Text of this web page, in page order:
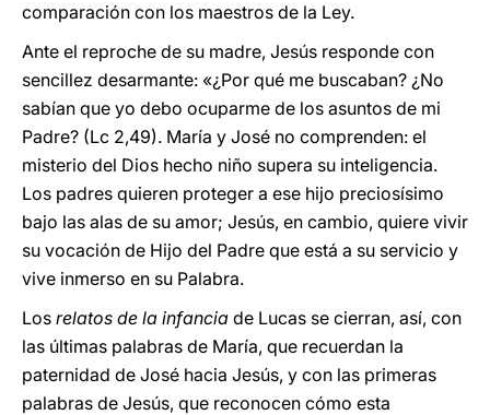
comparación con los maestros de la Ley.
Ante el reproche de su madre, Jesús responde con
sencillez desarmante: «¿Por qué me buscaban? ¿No
sabían que yo debo ocuparme de los asuntos de mi
Padre? (Lc 2,49). María y José no comprenden: el
misterio del Dios hecho niño supera su inteligencia.
Los padres quieren proteger a ese hijo preciosísimo
bajo las alas de su amor; Jesús, en cambio, quiere vivir
su vocación de Hijo del Padre que está a su servicio y
vive inmerso en su Palabra.
Los relatos de la infancia de Lucas se cierran, así, con
las últimas palabras de María, que recuerdan la
paternidad de José hacia Jesús, y con las primeras
palabras de Jesús, que reconocen cómo esta